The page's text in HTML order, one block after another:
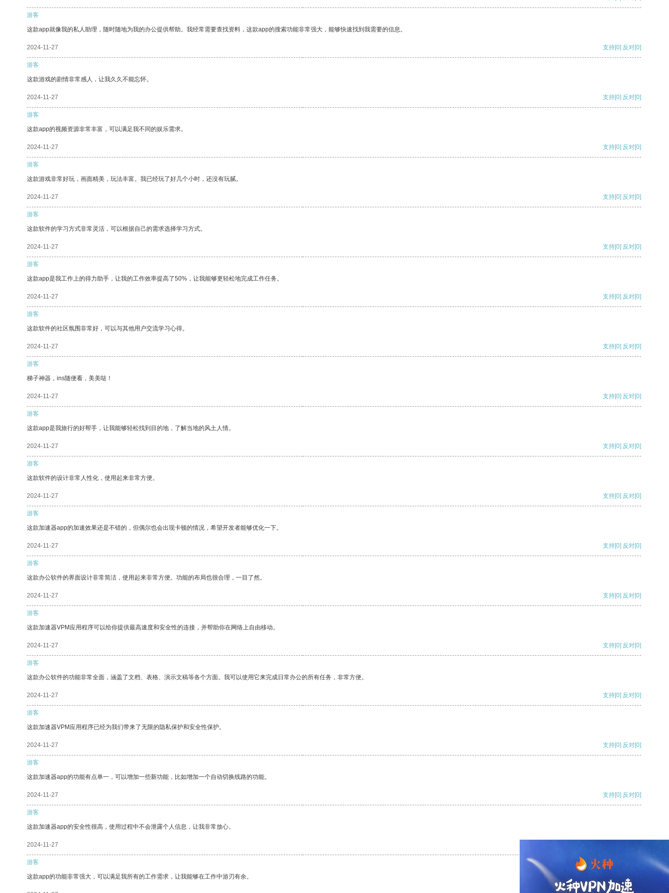
游客
这款app就像我的私人助理，随时随地为我的办公提供帮助。我经常需要查找资料，这款app的搜索功能非常强大，能够快速找到我需要的信息。
2024-11-27 支持[0] 反对[0]
游客
这款游戏的剧情非常感人，让我久久不能忘怀。
2024-11-27 支持[0] 反对[0]
游客
这款app的视频资源非常丰富，可以满足我不同的娱乐需求。
2024-11-27 支持[0] 反对[0]
游客
这款游戏非常好玩，画面精美，玩法丰富。我已经玩了好几个小时，还没有玩腻。
2024-11-27 支持[0] 反对[0]
游客
这款软件的学习方式非常灵活，可以根据自己的需求选择学习方式。
2024-11-27 支持[0] 反对[0]
游客
这款app是我工作上的得力助手，让我的工作效率提高了50%，让我能够更轻松地完成工作任务。
2024-11-27 支持[0] 反对[0]
游客
这款软件的社区氛围非常好，可以与其他用户交流学习心得。
2024-11-27 支持[0] 反对[0]
游客
梯子神器，ins随便看，美美哒！
2024-11-27 支持[0] 反对[0]
游客
这款app是我旅行的好帮手，让我能够轻松找到目的地，了解当地的风土人情。
2024-11-27 支持[0] 反对[0]
游客
这款软件的设计非常人性化，使用起来非常方便。
2024-11-27 支持[0] 反对[0]
游客
这款加速器app的加速效果还是不错的，但偶尔也会出现卡顿的情况，希望开发者能够优化一下。
2024-11-27 支持[0] 反对[0]
游客
这款办公软件的界面设计非常简洁，使用起来非常方便。功能的布局也很合理，一目了然。
2024-11-27 支持[0] 反对[0]
游客
这款加速器VPM应用程序可以给你提供最高速度和安全性的连接，并帮助你在网络上自由移动。
2024-11-27 支持[0] 反对[0]
游客
这款办公软件的功能非常全面，涵盖了文档、表格、演示文稿等各个方面。我可以使用它来完成日常办公的所有任务，非常方便。
2024-11-27 支持[0] 反对[0]
游客
这款加速器VPM应用程序已经为我们带来了无限的隐私保护和安全性保护。
2024-11-27 支持[0] 反对[0]
游客
这款加速器app的功能有点单一，可以增加一些新功能，比如增加一个自动切换线路的功能。
2024-11-27 支持[0] 反对[0]
游客
这款加速器app的安全性很高，使用过程中不会泄露个人信息，让我非常放心。
2024-11-27
游客
这款app的功能非常强大，可以满足我所有的工作需求，让我能够在工作中游刃有余。